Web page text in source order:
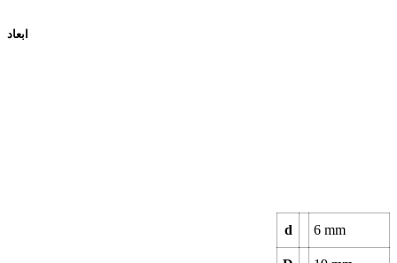
ابعاد
d 6 mm